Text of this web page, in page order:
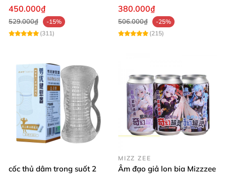
chân thực
450.000₫
529.000₫
-15%
(311)
380.000₫
506.000₫
-25%
(215)
cốc thủ dâm trong suốt 2
MIZZ ZEE
Âm đạo giả lon bia Mizzzee